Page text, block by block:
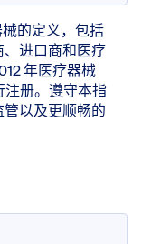
的定义，包括
进口商和医疗
年医疗器械
注册。遵守本指
以及更顺畅的